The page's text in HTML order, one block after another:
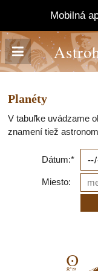
Mobilná
Planéty
V tabuľke uvádzame
znamení tiež
Dátum:*
Miesto:
A
8°29'